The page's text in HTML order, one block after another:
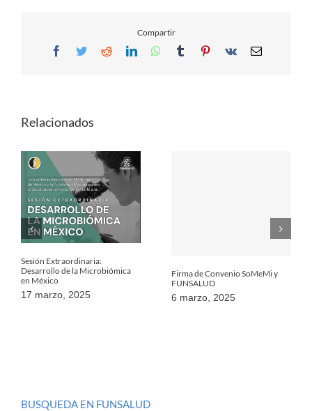
Compartir
Facebook
TwitterRedditLinkedInWhatsApp
TumblrPinterest
Vk Email
Relacionados
Sesión Extraordinaria:
Desarrollo de la Microbiómica
en México
17 marzo, 2025
Firma de Convenio SoMeMi y
FUNSALUD
6 marzo, 2025
BUSQUEDA EN FUNSALUD